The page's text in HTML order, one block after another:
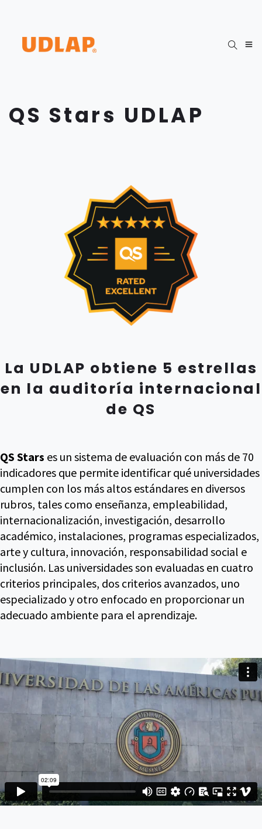
QS Stars UDLAP
La UDLAP obtiene 5 estrellas
en la auditoría internacional
de QS
QS Stars es un sistema de evaluación con más de 70
indicadores que permite identificar qué universidades
cumplen con los más altos estándares en diversos
rubros, tales como enseñanza, empleabilidad,
internacionalización, investigación, desarrollo
académico, instalaciones, programas especializados,
arte y cultura, innovación, responsabilidad social e
inclusión. Las universidades son evaluadas en cuatro
criterios principales, dos criterios avanzados, uno
especializado y otro enfocado en proporcionar un
adecuado ambiente para el aprendizaje.